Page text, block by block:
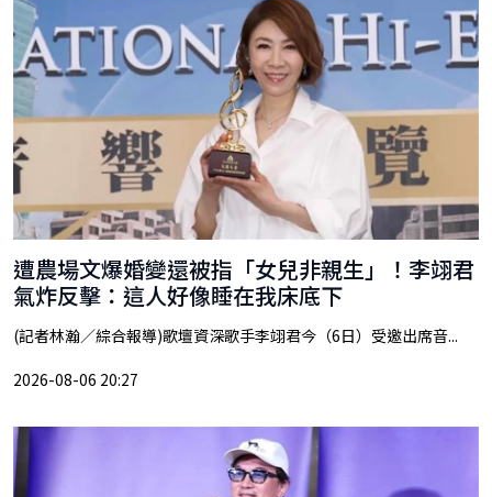
遭農場文爆婚變還被指「女兒非親生」！李翊君
氣炸反擊：這人好像睡在我床底下
(記者林瀚／綜合報導)歌壇資深歌手李翊君今（6日）受邀出席音...
2026-08-06 20:27